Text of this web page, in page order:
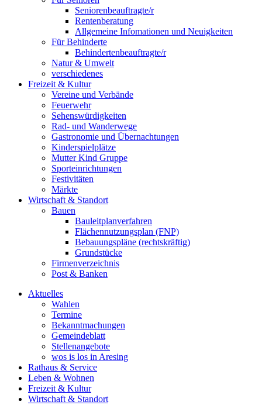
Seniorenbeauftragte/r
Rentenberatung
Allgemeine Infomationen und Neuigkeiten
Für Behinderte
Behindertenbeauftragte/r
Natur & Umwelt
verschiedenes
Freizeit & Kultur
Vereine und Verbände
Feuerwehr
Sehenswürdigkeiten
Rad- und Wanderwege
Gastronomie und Übernachtungen
Kinderspielplätze
Mutter Kind Gruppe
Sporteinrichtungen
Festivitäten
Märkte
Wirtschaft & Standort
Bauen
Bauleitplanverfahren
Flächennutzungsplan (FNP)
Bebauungspläne (rechtskräftig)
Grundstücke
Firmenverzeichnis
Post & Banken
Aktuelles
Wahlen
Termine
Bekanntmachungen
Gemeindeblatt
Stellenangebote
wos is los in Aresing
Rathaus & Service
Leben & Wohnen
Freizeit & Kultur
Wirtschaft & Standort